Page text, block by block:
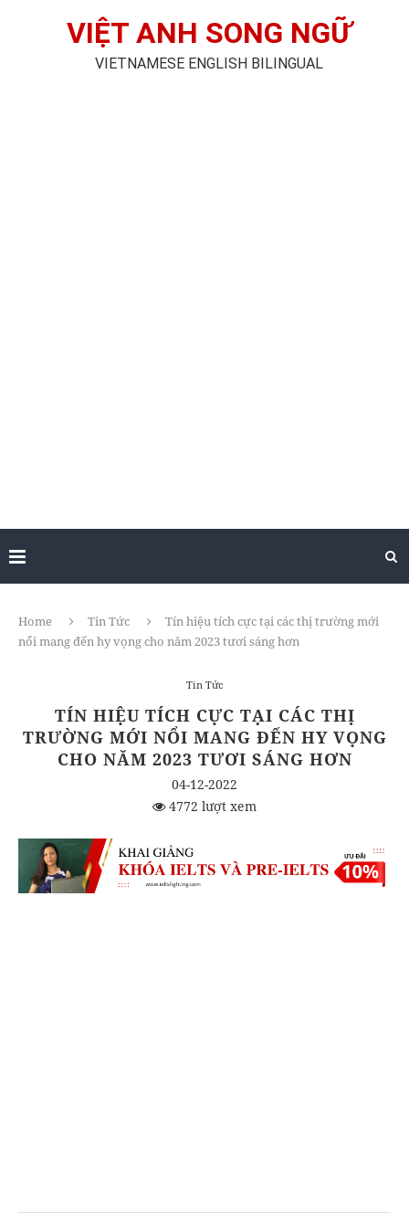
VIỆT ANH SONG NGỮ
VIETNAMESE ENGLISH BILINGUAL
Home Tin Tức
Tín hiệu tích cực tại các thị trường mới
nổi mang đến hy vọng cho năm 2023 tươi sáng hơn
Tin Tức
TÍN HIỆU TÍCH CỰC TẠI CÁC THỊ
TRƯỜNG MỚI NỔI MANG ĐẾN HY VỌNG
CHO NĂM 2023 TƯƠI SÁNG HƠN
04-12-2022
4772 lượt xem